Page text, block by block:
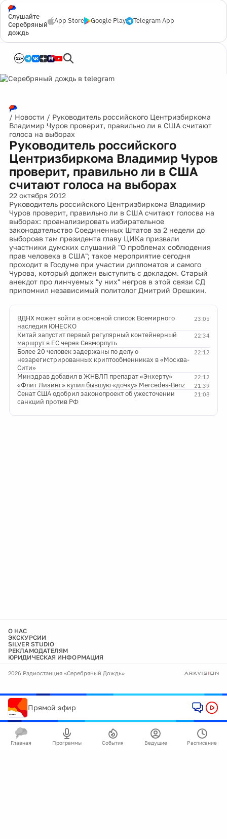
Слушайте
Серебряный
дождь
App Store Google Play Telegram App
12+
/ Новости / Руководитель российского Центризбиркома
Владимир Чуров проверит, правильно ли в США считают
голоса на выборах
Руководитель российского
Центризбиркома Владимир Чуров
проверит, правильно ли в США
считают голоса на выборах
22 октября 2012
Руководитель российского Центризбиркома Владимир
Чуров проверит, правильно ли в США считают голосва на
выборах: проанализировать избирательное
законодательство Соединенных Штатов за 2 недели до
выбороав там президента главу ЦИКа призвали
участники думских слушаний "О проблемах соблюдения
прав человека в США"; такое мероприятие сегодня
проходит в Госдуме при участии дипломатов и самого
Чурова, который должен выступить с докладом. Старый
анекдот про линчуемых "у них" негров в этой связи СД
припомнил независимый политолог Дмитрий Орешкин.
23:05
ВДНХ может войти в основной список Всемирного
наследия ЮНЕСКО
22:34
Китай запустит первый регулярный контейнерный
маршрут в ЕС через Севморпуть
22:12
Более 20 человек задержаны по делу о
незарегистрированных криптообменниках в «Москва-
Сити»
22:12
Минздрав добавил в ЖНВЛП препарат «Энхерту»
21:39
«Флит Лизинг» купил бывшую «дочку» Mercedes-Benz
21:08
Сенат США одобрил законопроект об ужесточении
санкций против РФ
О НАС
ЭКСКУРСИИ
SILVER STUDIO
РЕКЛАМОДАТЕЛЯМ
ЮРИДИЧЕСКАЯ ИНФОРМАЦИЯ
2026 Радиостанция «Серебряный Дождь»
Прямой эфир
Главная Программы События Ведущие Расписание